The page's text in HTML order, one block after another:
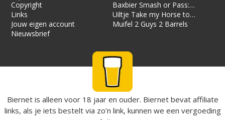
Copyright
Links
Jouw eigen account
Nieuwsbrief
Baxbier Smash or Pass:
Strata
Uiltje Take my Horse to
the Hotel Room
Muifel 2 Guys 2 Barrels
Biernet is alleen voor 18 jaar en ouder. Biernet bevat affiliate
links, als je iets bestelt via zo’n link, kunnen we een vergoeding